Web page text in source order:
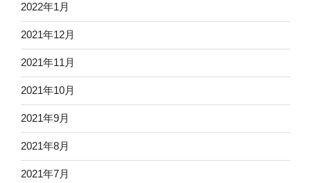
2022年1月
2021年12月
2021年11月
2021年10月
2021年9月
2021年8月
2021年7月